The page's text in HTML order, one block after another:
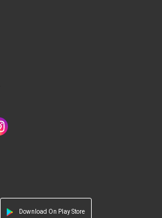
Download On Play Store